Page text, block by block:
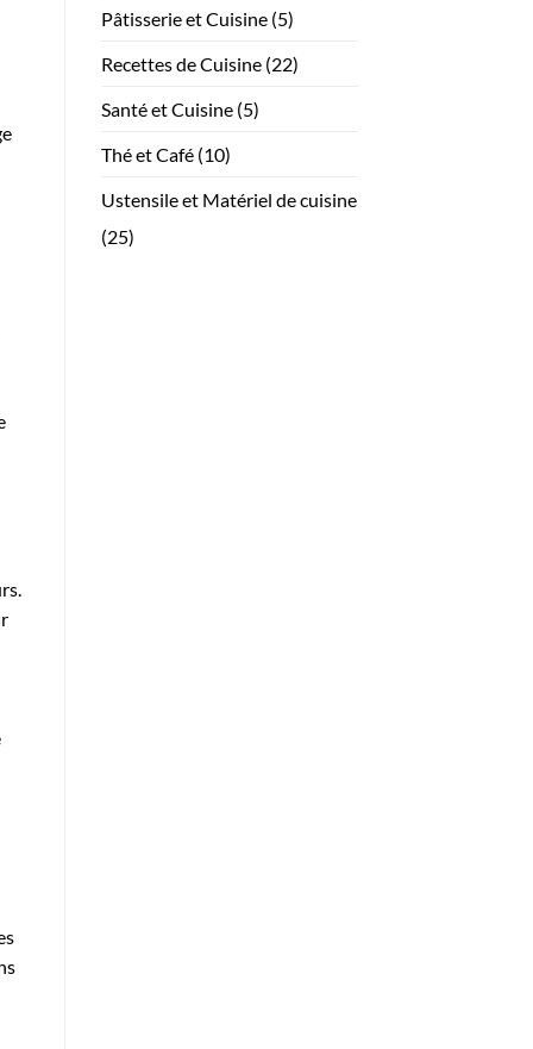
Pâtisserie et Cuisine(5)
Recettes de Cuisine(22)
Santé et Cuisine(5)
Thé et Café(10)
Ustensile et Matériel de cuisine
(25)